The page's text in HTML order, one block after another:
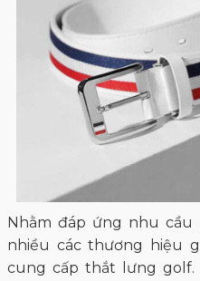
Nhằm đáp ứng nhu
nhiều các thương hiệu
cung cấp thắt lưng golf.